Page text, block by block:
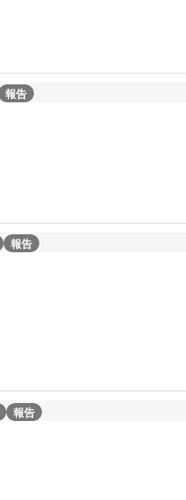
報告
報告
報告